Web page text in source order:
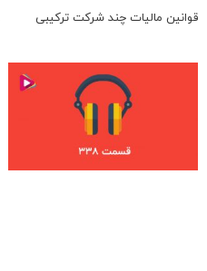
قوانین مالیات چند شرکت ترکیبی